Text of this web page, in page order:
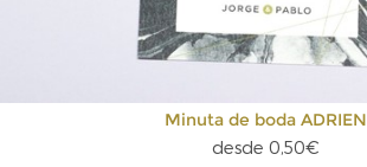
Minuta de boda ADRIEN
desde 0,50€